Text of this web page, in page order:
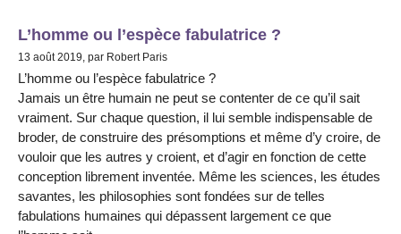
L’homme ou l’espèce fabulatrice ?
13 août 2019, par Robert Paris
L’homme ou l’espèce fabulatrice ?
Jamais un être humain ne peut se contenter de ce qu’il sait
vraiment. Sur chaque question, il lui semble indispensable de
broder, de construire des présomptions et même d’y croire, de
vouloir que les autres y croient, et d’agir en fonction de cette
conception librement inventée. Même les sciences, les études
savantes, les philosophies sont fondées sur de telles
fabulations humaines qui dépassent largement ce que